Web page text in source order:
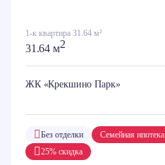
1-к квартира 31.64 м²
31.64 м2
ЖК «Крекшино Парк»
25% скидка
Без отделки Семейная ипотека